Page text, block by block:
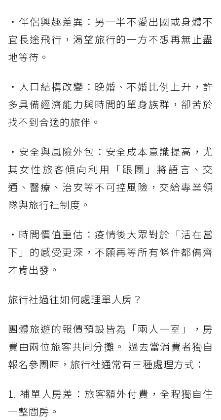
・伴侶興趣差異：另一半不愛出國或身體不
宜長途飛行，渴望旅行的一方不想再無止盡
地等待。
・人口結構改變：晚婚、不婚比例上升，許
多具備經濟能力與時間的單身族群，卻苦於
找不到合適的旅伴。
・安全與風險外包：安全成本意識提高，尤
其女性旅客傾向利用「跟團」將語言、交
通、醫療、治安等不可控風險，交給專業領
隊與旅行社制度。
・時間價值重估：疫情後大眾對於「活在當
下」的感受更深，不願再等所有條件都備齊
才肯出發。
旅行社過往如何處理單人房？
團體旅遊的報價預設皆為「兩人一室」，房
費由兩位旅客共同分攤。 過去當消費者獨自
報名參團時，旅行社通常有三種處理方式：
1. 補單人房差：旅客額外付費，全程獨自住
一整間房。